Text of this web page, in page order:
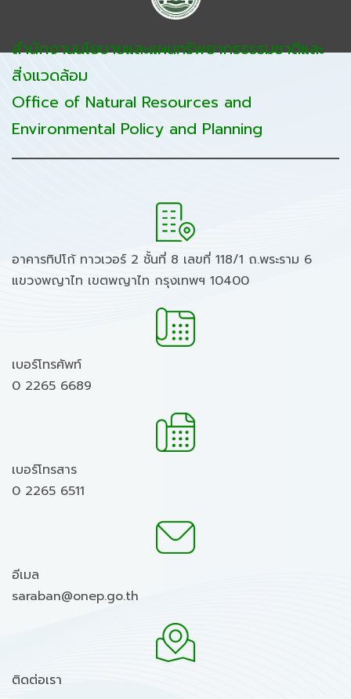
สำนักงานนโยบายและแผนทรัพยากรธรรมชาติและ
สิ่งแวดล้อม
Office of Natural Resources and
Environmental Policy and Planning
อาคารทิปโก้ ทาวเวอร์ 2 ชั้นที่ 8 เลขที่ 118/1 ถ.พระราม 6
แขวงพญาไท เขตพญาไท กรุงเทพฯ 10400
เบอร์โทรศัพท์
0 2265 6689
เบอร์โทรสาร
0 2265 6511
อีเมล
saraban@onep.go.th
ติดต่อเรา